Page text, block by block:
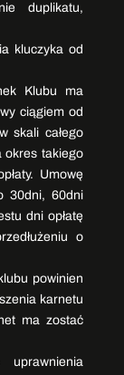
duplikatu,
kluczyka od
Klubu ma
ciągiem od
skali całego
okres takiego
Umowę
30dni, 60dni
dni opłatę
o
powinien
karnetu
ma zostać